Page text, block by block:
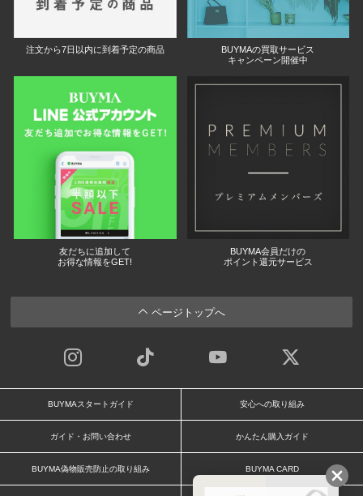
注文から7日以内に到着予定の商品
BUYMAの買取サービス
キャンペーン開催中
友だちに追加して
お得な情報をGET!
BUYMA会員だけの
ポイント還元サービス
ページトップへ
BUYMAスタートガイド 安心への取り組み
ガイド・お問い合わせ かんたん購入ガイド
BUYMA偽物販売防止の取り組み BUYMA CARD